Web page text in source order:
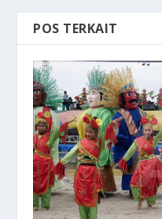
POS TERKAIT